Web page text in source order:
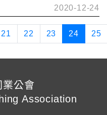
2020-12-24
21 22 23 24 25
業公會
Association